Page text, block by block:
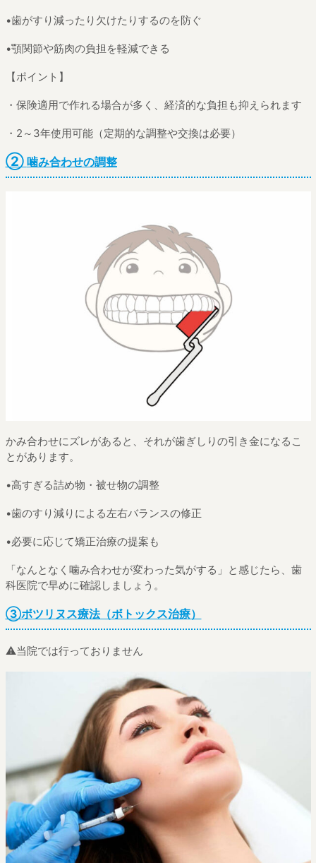
•歯がすり減ったり欠けたりするのを防ぐ
•顎関節や筋肉の負担を軽減できる
【ポイント】
・保険適用で作れる場合が多く、経済的な負担も抑えられます
・2～3年使用可能（定期的な調整や交換は必要）
② 噛み合わせの調整
かみ合わせにズレがあると、それが歯ぎしりの引き金になるこ
とがあります。
•高すぎる詰め物・被せ物の調整
•歯のすり減りによる左右バランスの修正
•必要に応じて矯正治療の提案も
「なんとなく噛み合わせが変わった気がする」と感じたら、歯
科医院で早めに確認しましょう。
③ボツリヌス療法（ボトックス治療）
⚠️当院では行っておりません